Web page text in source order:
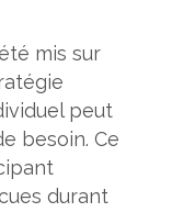
mis sur
peut
besoin. Ce
durant